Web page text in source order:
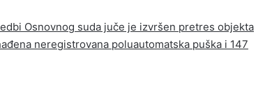
Osnovnog suda juče je izvršen pretres objekta
neregistrovana poluautomatska puška i 147